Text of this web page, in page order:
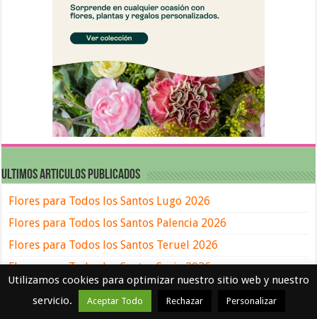
ULTIMOS ARTICULOS PUBLICADOS
Flores para Todos los Santos Lugo 2026
Flores para Todos los Santos Palencia 2026
Flores para Todos los Santos Teruel 2026
Flores para Todos los Santos Soria 2026
Flores para Todos los Santos Ávila 2026
Utilizamos cookies para optimizar nuestro sitio web y nuestro
servicio.
Aceptar Todo Rechazar Personalizar